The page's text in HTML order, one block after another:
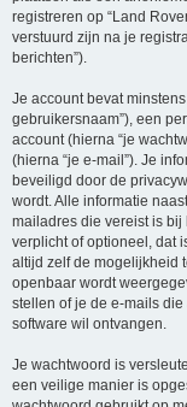
registreren op “Land
verstuurd zijn na je
berichten”).
Je account bevat
gebruikersnaam”), een
account (hierna “je
(hierna “je e-mail”). Je
beveiligd door de
wordt. Alle informatie
mailadres die vereist is bij
verplicht of optioneel, dat
altijd zelf de mogelijkheid
openbaar wordt
stellen of je de e-mails
software wil ontvangen.
Je wachtwoord is
een veilige manier is